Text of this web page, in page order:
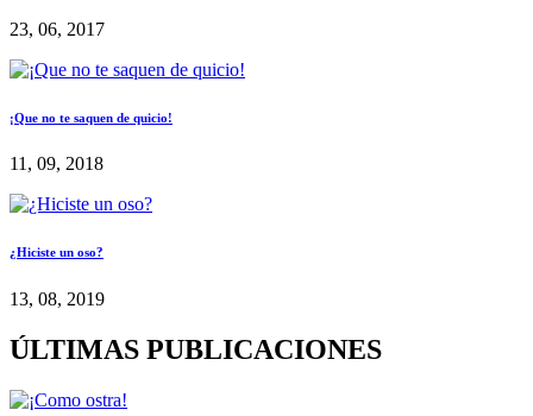
23, 06, 2017
¡Que no te saquen de quicio!
11, 09, 2018
¿Hiciste un oso?
13, 08, 2019
ÚLTIMAS PUBLICACIONES